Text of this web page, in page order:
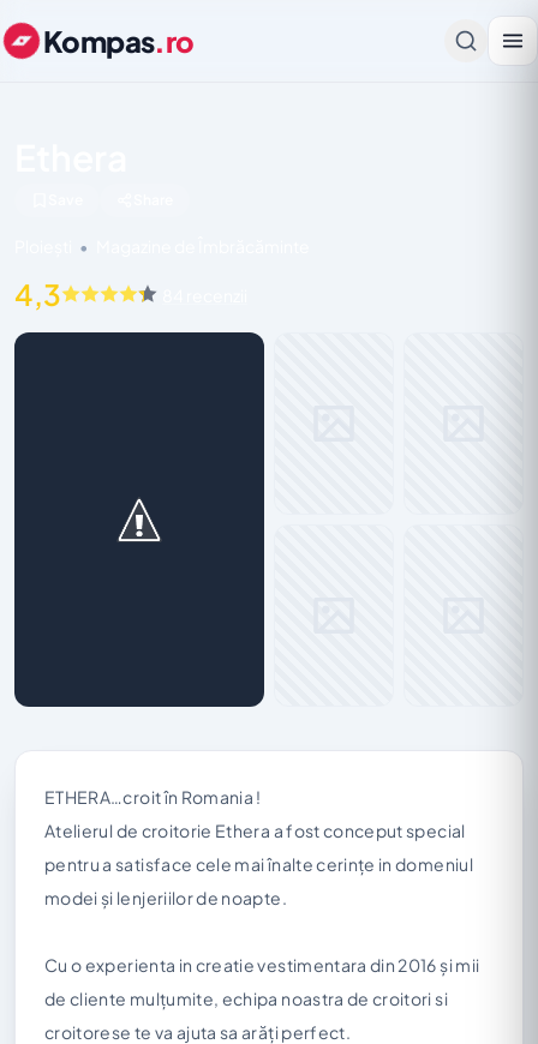
Kompas.ro
•
4,3
ETHERA…croit în Romania !
Atelierul de croitorie Ethera a fost conceput special
pentru a satisface cele mai înalte cerințe in domeniul
modei și lenjeriilor de noapte.
Cu o experienta in creatie vestimentara din 2016 și mii
de cliente mulțumite, echipa noastra de croitori si
croitorese te va ajuta sa arăți perfect.